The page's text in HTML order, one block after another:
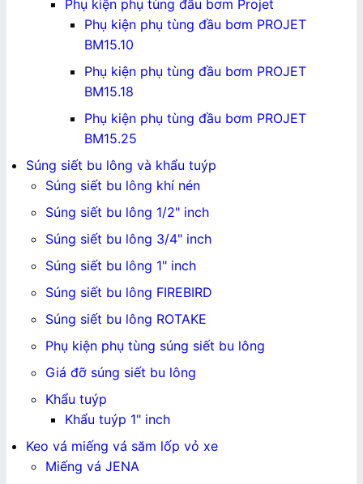
Phụ kiện phụ tùng đầu bơm Projet
Phụ kiện phụ tùng đầu bơm PROJET
BM15.10
Phụ kiện phụ tùng đầu bơm PROJET
BM15.18
Phụ kiện phụ tùng đầu bơm PROJET
BM15.25
Súng siết bu lông và khẩu tuýp
Súng siết bu lông khí nén
Súng siết bu lông 1/2" inch
Súng siết bu lông 3/4" inch
Súng siết bu lông 1" inch
Súng siết bu lông FIREBIRD
Súng siết bu lông ROTAKE
Phụ kiện phụ tùng súng siết bu lông
Giá đỡ súng siết bu lông
Khẩu tuýp
Khẩu tuýp 1" inch
Keo vá miếng vá săm lốp vỏ xe
Miếng vá JENA